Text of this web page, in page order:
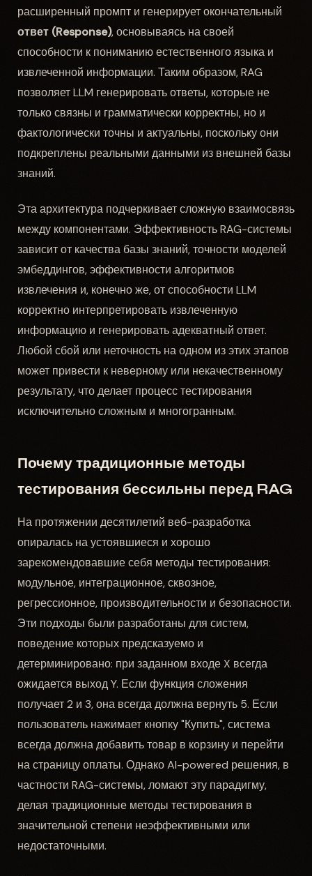
расширенный промпт и генерирует окончательный
ответ (Response), основываясь на своей
способности к пониманию естественного языка и
извлеченной информации. Таким образом, RAG
позволяет LLM генерировать ответы, которые не
только связны и грамматически корректны, но и
фактологически точны и актуальны, поскольку они
подкреплены реальными данными из внешней базы
знаний.
Эта архитектура подчеркивает сложную взаимосвязь
между компонентами. Эффективность RAG-системы
зависит от качества базы знаний, точности моделей
эмбеддингов, эффективности алгоритмов
извлечения и, конечно же, от способности LLM
корректно интерпретировать извлеченную
информацию и генерировать адекватный ответ.
Любой сбой или неточность на одном из этих этапов
может привести к неверному или некачественному
результату, что делает процесс тестирования
исключительно сложным и многогранным.
Почему традиционные методы
тестирования бессильны перед RAG
На протяжении десятилетий веб-разработка
опиралась на устоявшиеся и хорошо
зарекомендовавшие себя методы тестирования:
модульное, интеграционное, сквозное,
регрессионное, производительности и безопасности.
Эти подходы были разработаны для систем,
поведение которых предсказуемо и
детерминировано: при заданном входе X всегда
ожидается выход Y. Если функция сложения
получает 2 и 3, она всегда должна вернуть 5. Если
пользователь нажимает кнопку "Купить", система
всегда должна добавить товар в корзину и перейти
на страницу оплаты. Однако AI-powered решения, в
частности RAG-системы, ломают эту парадигму,
делая традиционные методы тестирования в
значительной степени неэффективными или
недостаточными.